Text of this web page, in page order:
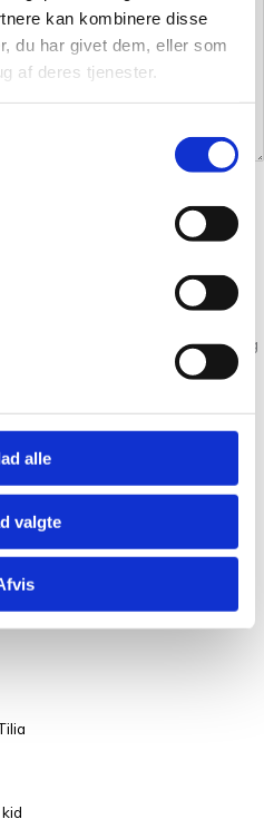
kan kombinere disse
du har givet dem, eller som
af deres tjenester.
alle
valgte
i denne browser til næste gang jeg